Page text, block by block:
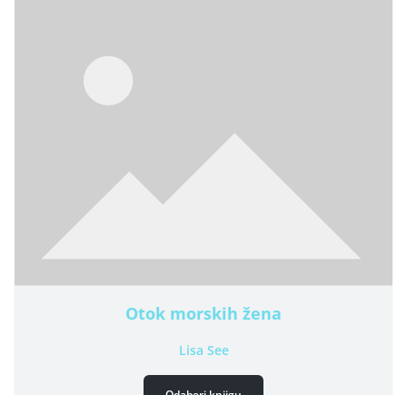
Otok morskih žena
Lisa See